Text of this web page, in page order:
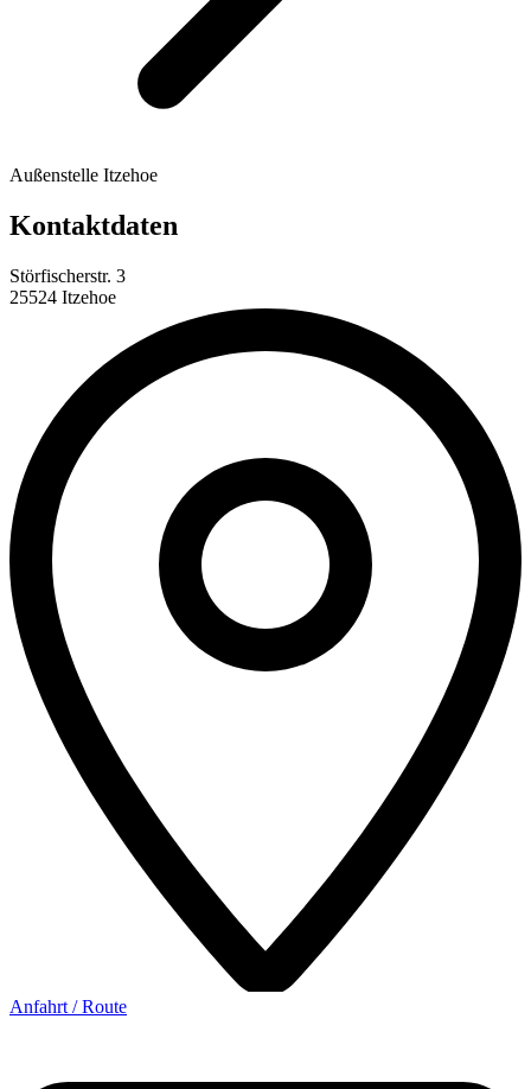
Außenstelle Itzehoe
Kontaktdaten
Störfischerstr. 3
25524 Itzehoe
Anfahrt / Route